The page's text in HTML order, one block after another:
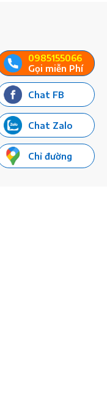
0985155066
Gọi miễn Phí
Chat FB
Chat Zalo
Chỉ đường